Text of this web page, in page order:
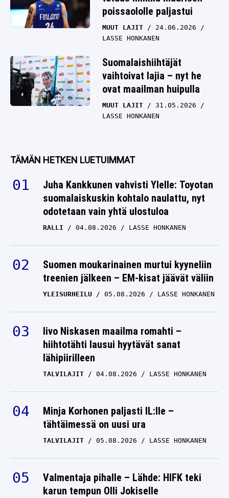
poissaololle paljastui
MUUT LAJIT
24.06.2026
LASSE HONKANEN
Suomalaishiihtäjät
vaihtoivat lajia – nyt he
ovat maailman huipulla
MUUT LAJIT
31.05.2026
LASSE HONKANEN
TÄMÄN HETKEN LUETUIMMAT
Juha Kankkunen vahvisti Ylelle: Toyotan
suomalaiskuskin kohtalo naulattu, nyt
odotetaan vain yhtä ulostuloa
RALLI 04.08.2026 LASSE HONKANEN
Suomen moukarinainen murtui kyyneliin
treenien jälkeen – EM-kisat jäävät väliin
YLEISURHEILU 05.08.2026 LASSE HONKANEN
Iivo Niskasen maailma romahti –
hiihtotähti lausui hyytävät sanat
lähipiirilleen
TALVILAJIT 04.08.2026 LASSE HONKANEN
Minja Korhonen paljasti IL:lle –
tähtäimessä on uusi ura
TALVILAJIT 05.08.2026 LASSE HONKANEN
Valmentaja pihalle – Lähde: HIFK teki
karun tempun Olli Jokiselle